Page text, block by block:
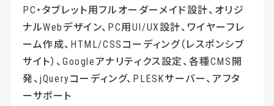
PC・タブレット用フルオーダーメイド設計、オリジ
ナルWebデザイン、PC用UI/UX設計、ワイヤーフレ
ーム作成、HTML/CSSコーディング（レスポンシブ
サイト）、Googleアナリティクス設定、各種CMS開
発、jQueryコーディング、PLESKサーバー、アフタ
ーサポート